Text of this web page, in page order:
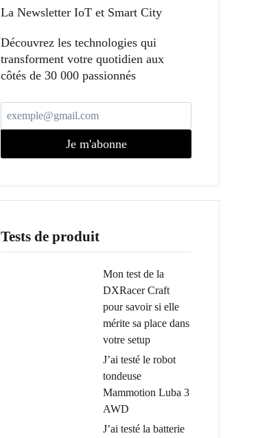
La Newsletter IoT et Smart City​
Découvrez les technologies qui
transforment votre quotidien aux
côtés de 30 000 passionnés
Je m'abonne
Tests de produit
Mon test de la
DXRacer Craft
pour savoir si elle
mérite sa place dans
votre setup
J’ai testé le robot
tondeuse
Mammotion Luba 3
AWD
J’ai testé la batterie